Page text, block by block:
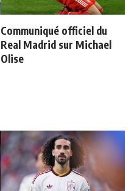
Communiqué officiel du
Real Madrid sur Michael
Olise